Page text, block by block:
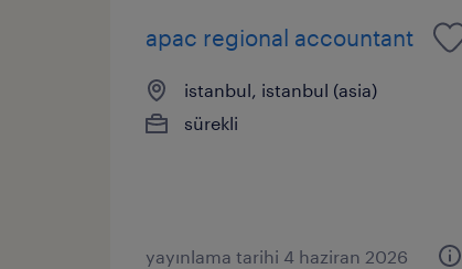
apac regional accountant
istanbul, istanbul (asia)
sürekli
yayınlama tarihi 4 haziran 2026